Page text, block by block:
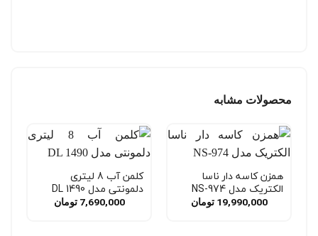
محصولات مشابه
همزن کاسه دار ناسا
الکتریک مدل NS-974
19,990,000 تومان
کلمن آب 8 لیتری
دلمونتی مدل DL 1490
7,690,000 تومان